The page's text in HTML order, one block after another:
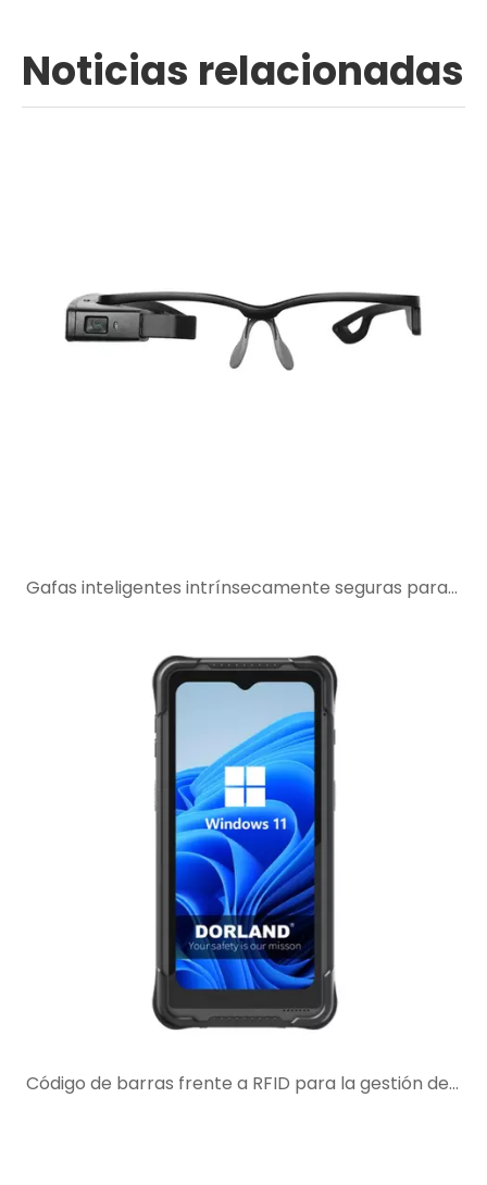
Noticias relacionadas
Gafas inteligentes intrínsecamente seguras para soporte remoto de expertos en áreas peligrosas
Código de barras frente a RFID para la gestión de activos en zonas peligrosas: ¿cuál es mejor para su flujo de trabajo?